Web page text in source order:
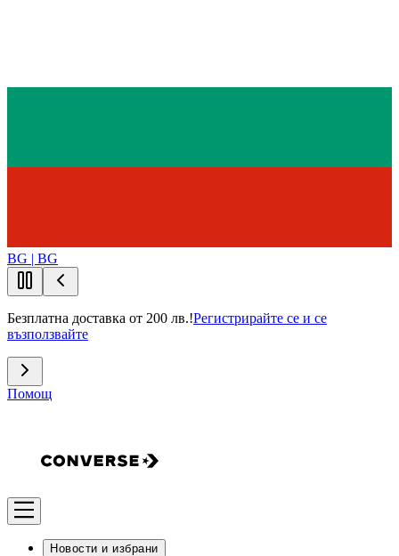
BG | BG
Безплатна доставка от 200 лв.!Регистрирайте се и се
възползвайте
Помощ
Новости и избрани